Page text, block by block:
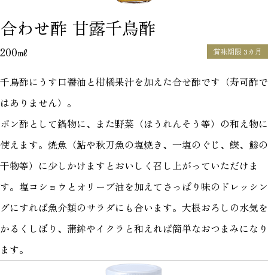
合わせ酢 甘露千鳥酢
200㎖ 賞味期限 3カ月
千鳥酢にうす口醤油と柑橘果汁を加えた合せ酢です（寿司酢で
はありません）。
ポン酢として鍋物に、また野菜（ほうれんそう等）の和え物に
使えます。焼魚（鮎や秋刀魚の塩焼き、一塩のぐじ、鰈、鯵の
干物等）に少しかけますとおいしく召し上がっていただけま
す。塩コショウとオリーブ油を加えてさっぱり味のドレッシン
グにすれば魚介類のサラダにも合います。大根おろしの水気を
かるくしぼり、蒲鉾やイクラと和えれば簡単なおつまみになり
ます。